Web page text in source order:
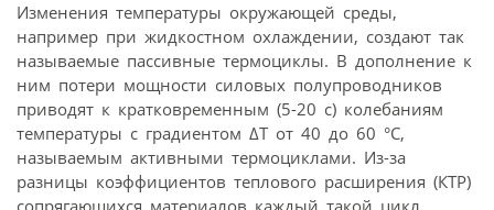
Изменения температуры окружающей среды,
например при жидкостном охлаждении, создают так
называемые пассивные термоциклы. В дополнение к
ним потери мощности силовых полупроводников
приводят к кратковременным (5-20 с) колебаниям
температуры с градиентом ΔΤ от 40 до 60 °C,
называемым активными термоциклами. Из-за
разницы коэффициентов теплового расширения (КТР)